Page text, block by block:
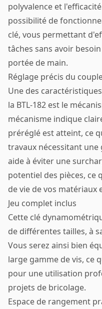
polyvalence et
possibilité de
clé, vous permettant
tâches sans avoir
portée de main.
Réglage précis du
Une des
la BTL-182 est le
mécanisme indique
préréglé est atteint, ce
travaux nécessitant une
aide à éviter une
potentiel des pièces, ce
de vie de vos matériaux
Jeu complet inclus
Cette clé
de différentes tailles, à
Vous serez ainsi bien
large gamme de vis, ce
pour une utilisation
projets de bricolage.
Espace de rangement